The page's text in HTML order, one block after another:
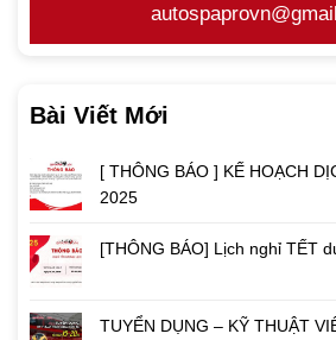
Bài Viết Mới
[ THÔNG BÁO ] KẾ HOẠCH
2025
[THÔNG BÁO] Lịch nghỉ TẾT
TUYỂN DỤNG – KỸ THUẬT